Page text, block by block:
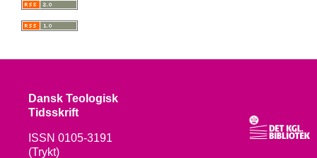
Dansk Teologisk
Tidsskrift
ISSN 0105-3191
(Trykt)